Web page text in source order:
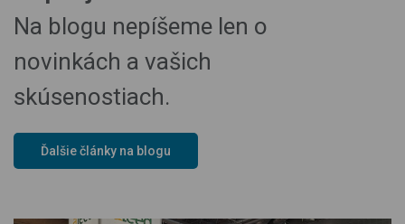
Na blogu nepíšeme len o
novinkách a vašich
skúsenostiach.
Ďalšie články na blogu